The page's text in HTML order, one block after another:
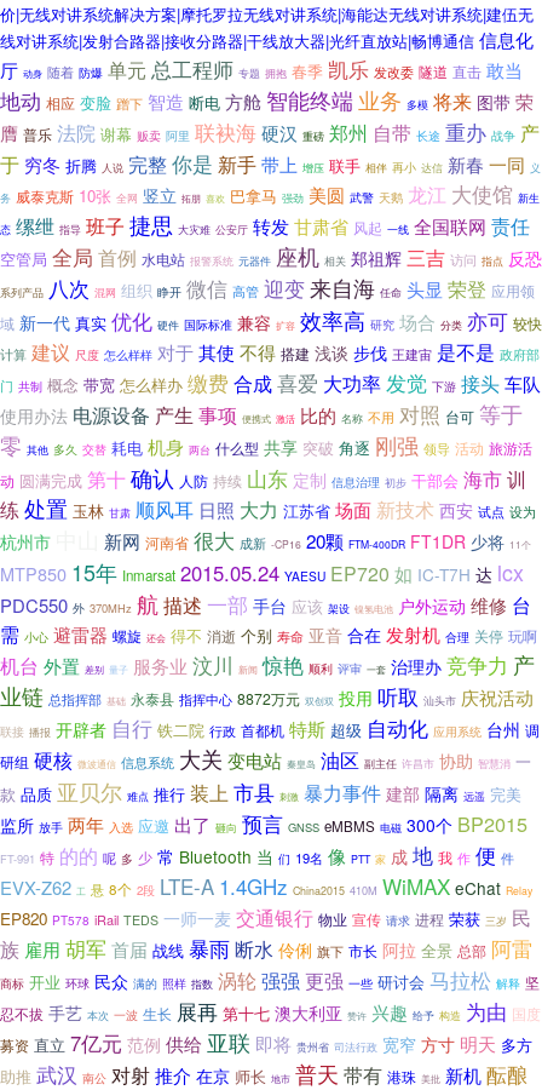
价|无线对讲系统解决方案|摩托罗拉无线对讲系统|海能达无线对讲系统|建伍无
线对讲系统|发射合路器|接收分路器|干线放大器|光纤直放站|畅博通信 信息化
厅 动身 随着 防爆 单元 总工程师 专题 拥抱 春季 凯乐 发改委 隧道 直击 敢当
地动 相应 变脸 蹭下 智造 断电 方舱 智能终端 业务 多模 将来 图带 荣
膺 普乐 法院 谢幕 贩卖 阿里 联袂海硬汉 重磅 郑州 自带 长途 重办 战争 产
于 穷冬 折腾 人说 完整你是 新手带上 增压 联手 相伴 再小 达信 新春 一同 义
务 威泰克斯 10张 全网 竖立 拓朋 喜欢 巴拿马 强劲 美圆 武警 天鹅 龙江 大使馆 新生
态 缧绁 指导 班子 捷思 大灾难 公安厅 转发甘肃省 风起 一线 全国联网 责任
空管局 全局 首例 水电站 报警系统 元器件 座机 相关 郑祖辉 三吉 访问 指点 反恐
系列产品 八次 混网 组织 睁开 微信 高管 迎变来自海 任命 头显 荣登 应用领
域 新一代 真实 优化 硬件 国际标准 兼容 扩容 效率高 研究 场合 分类 亦可 较快
计算 建议 尺度 怎么样样 对于其使 不得 搭建 浅谈 步伐 王建宙 是不是 政府部
门 共制 概念 带宽 怎么样办 缴费合成喜爱 大功率发觉 下游 接头车队
使用办法 电源设备 产生 事项 便携式 激活 比的 名称 不用 对照 台可 等于
零 其他 多久 交替 耗电 机身 两台 什么型 共享 突破 角逐 刚强 领导 活动 旅游活
动 圆满完成 第十确认 人防 持续 山东 定制 信息治理 初步 干部会 海市训
练 处置 玉林 甘肃 顺风耳 日照 大力 江苏省 场面 新技术 西安 试点 设为
杭州市 新网 河南省 很大 成新 -CP16 20颗 FTM-400DR FT1DR 少将 11个
MTP850 15年 Inmarsat 2015.05.24 YAESU EP720 如 IC-T7H 达 lcx
PDC550 外 370MHz 航描述 一部 手台 应该 架设 镍氢电池 户外运动 维修 台
需 小心 避雷器 螺旋 还会 得不 消逝 个别 寿命 亚音 合在 发射机 合理 关停 玩啊
机台 外置 差别 量子 服务业 汶川 新闻 惊艳 顺利 评审 一套 治理办 竞争力 产
业链 总指挥部 基础 永泰县 指挥中心 8872万元 双创双 投用 听取 汕头市 庆祝活动
联接 播报 开辟者 自行 铁二院 行政 首都机 特斯 超级 自动化 应用系统 台州 调
研组 硬核 微波通信 信息系统 大关 变电站 秦皇岛 油区 副主任 许昌市 协助 智慧消 一
款 品质 亚贝尔 难点 推行 装上 市县 刺激 暴力事件 建部 隔离 远遥 完美
监所 放手 两年 入选 应邀 出了 砸向 预言 GNSS eMBMS 电磁 300个 BP2015
FT-991 特 的的 呢 多 少 常 Bluetooth 当 们 19名 像 PTT 家 成 地 我 作 便 件
EVX-Z62 工 悬 8个 2段 LTE-A 1.4GHz China2015 410M WiMAX eChat Relay
EP820 PT578 iRail TEDS 一师一麦交通银行 物业 宣传 请求 进程 荣获 三岁 民
族 雇用 胡军 首届 战线 暴雨断水 伶俐 旗下 市长 阿拉 全景 总部 阿雷
商标 开业 环球 民众 满的 照样 指数 涡轮 强强 更强 一些 研讨会 马拉松 解释 坚
忍不拔 手艺 本次 一波 生长 展再 第十七 澳大利亚 赞许 兴趣 给予 构造 为由 国度
募资 直立 7亿元 范例 供给 亚联 即将 贵州省 司法行政 宽窄 方寸 明天 多方
助推 武汉 南公 对射推介 在京 师长 地市 普天 带有 港珠 美批 新机酝酿